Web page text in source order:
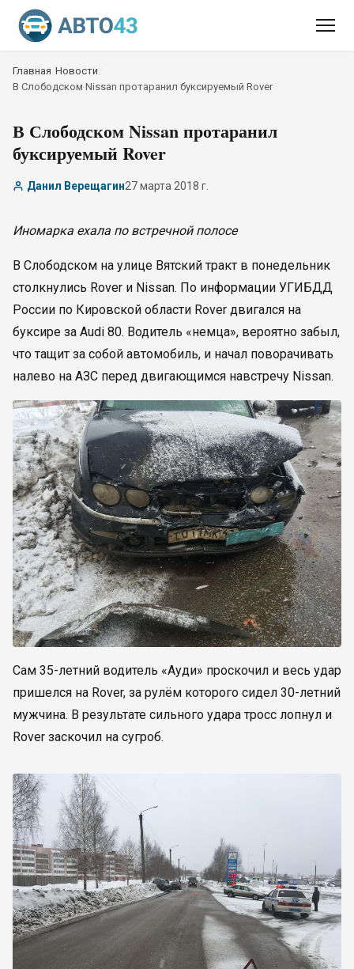
Главная Новости
В Слободском Nissan протаранил буксируемый Rover
В Слободском Nissan протаранил
буксируемый Rover
Данил Верещагин27 марта 2018 г.
Иномарка ехала по встречной полосе
В Слободском на улице Вятский тракт в понедельник
столкнулись Rover и Nissan. По информации УГИБДД
России по Кировской области Rover двигался на
буксире за Audi 80. Водитель «немца», вероятно забыл,
что тащит за собой автомобиль, и начал поворачивать
налево на АЗС перед двигающимся навстречу Nissan.
Сам 35-летний водитель «Ауди» проскочил и весь удар
пришелся на Rover, за рулём которого сидел 30-летний
мужчина. В результате сильного удара тросс лопнул и
Rover заскочил на сугроб.